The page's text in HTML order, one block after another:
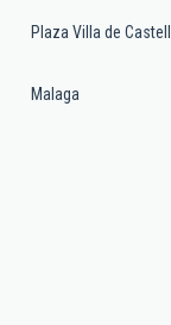
Plaza Villa de
Malaga